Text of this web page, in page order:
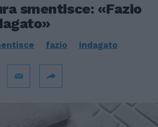
smentisce: «Fazio
fazio indagato